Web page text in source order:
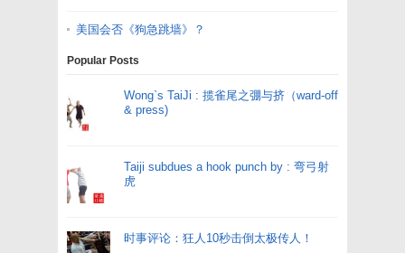
美国会否《狗急跳墙》？
Popular Posts
Wong`s TaiJi : 揽雀尾之弸与挤（ward-off
& press)
Taiji subdues a hook punch by : 弯弓射
虎
时事评论：狂人10秒击倒太极传人！